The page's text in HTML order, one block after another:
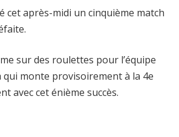
cet après-midi un cinquième match
sur des roulettes pour l’équipe
monte provisoirement à la 4e
avec cet énième succès.